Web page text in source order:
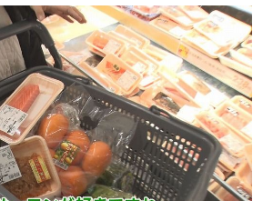
せ 利用規約
イバシーポリシー
閉じる